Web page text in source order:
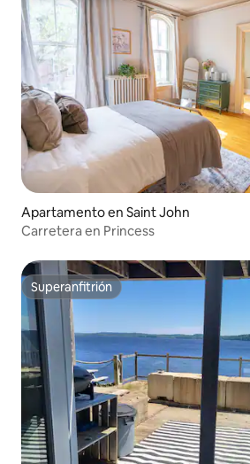
Apartamento en Saint John
Carretera en Princess
Superanfitrión
Superanfitrión